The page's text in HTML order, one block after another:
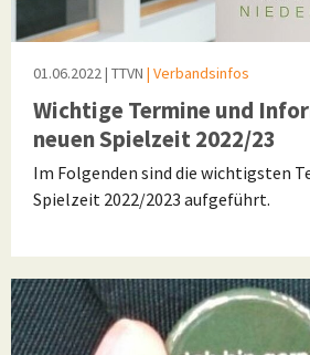
01.06.2022| TTVN | Verbandsinfos
Wichtige Termine und
neuen Spielzeit 2022/23
Im Folgenden sind die wichtigsten
Spielzeit 2022/2023 aufgeführt.